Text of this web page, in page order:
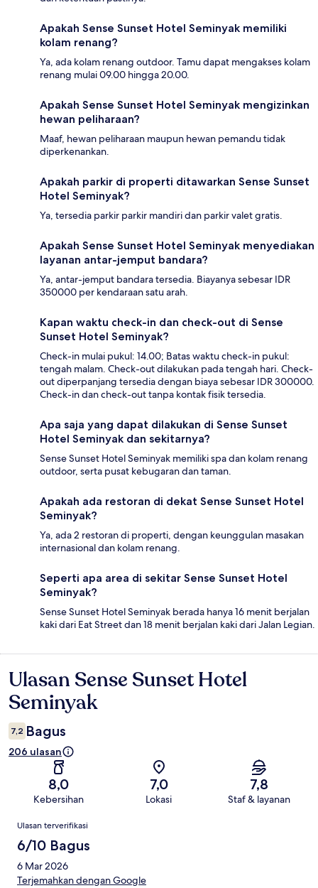
Apakah Sense Sunset Hotel Seminyak memiliki
kolam renang?
Ya, ada kolam renang outdoor. Tamu dapat mengakses kolam
renang mulai 09.00 hingga 20.00.
Apakah Sense Sunset Hotel Seminyak mengizinkan
hewan peliharaan?
Maaf, hewan peliharaan maupun hewan pemandu tidak
diperkenankan.
Apakah parkir di properti ditawarkan Sense Sunset
Hotel Seminyak?
Ya, tersedia parkir parkir mandiri dan parkir valet gratis.
Apakah Sense Sunset Hotel Seminyak menyediakan
layanan antar-jemput bandara?
Ya, antar-jemput bandara tersedia. Biayanya sebesar IDR
350000 per kendaraan satu arah.
Kapan waktu check-in dan check-out di Sense
Sunset Hotel Seminyak?
Check-in mulai pukul: 14.00; Batas waktu check-in pukul:
tengah malam. Check-out dilakukan pada tengah hari. Check-
out diperpanjang tersedia dengan biaya sebesar IDR 300000.
Check-in dan check-out tanpa kontak fisik tersedia.
Apa saja yang dapat dilakukan di Sense Sunset
Hotel Seminyak dan sekitarnya?
Sense Sunset Hotel Seminyak memiliki spa dan kolam renang
outdoor, serta pusat kebugaran dan taman.
Apakah ada restoran di dekat Sense Sunset Hotel
Seminyak?
Ya, ada 2 restoran di properti, dengan keunggulan masakan
internasional dan kolam renang.
Seperti apa area di sekitar Sense Sunset Hotel
Seminyak?
Sense Sunset Hotel Seminyak berada hanya 16 menit berjalan
kaki dari Eat Street dan 18 menit berjalan kaki dari Jalan Legian.
Ulasan
Ulasan Sense Sunset Hotel
Seminyak
7,2 Bagus
206 ulasan
8,0
Kebersihan
7,0
Lokasi
7,8
Staf & layanan
Ulasan
Ulasan terverifikasi
6/10 Bagus
6 Mar 2026
Terjemahkan dengan Google